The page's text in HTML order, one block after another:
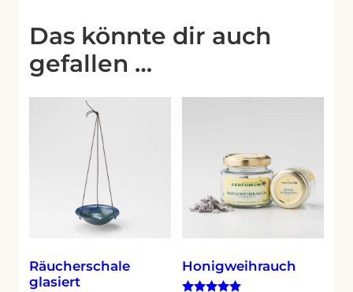
Das könnte dir auch
gefallen …
Räucherschale
glasiert
Honigweihrauch